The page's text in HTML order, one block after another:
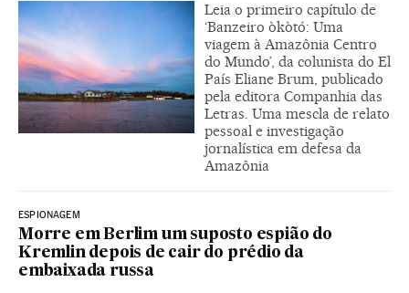
Leia o primeiro capítulo de
‘Banzeiro òkòtó: Uma
viagem à Amazônia Centro
do Mundo’, da colunista do El
País Eliane Brum, publicado
pela editora Companhia das
Letras. Uma mescla de relato
pessoal e investigação
jornalística em defesa da
Amazônia
ESPIONAGEM
Morre em Berlim um suposto espião do
Kremlin depois de cair do prédio da
embaixada russa